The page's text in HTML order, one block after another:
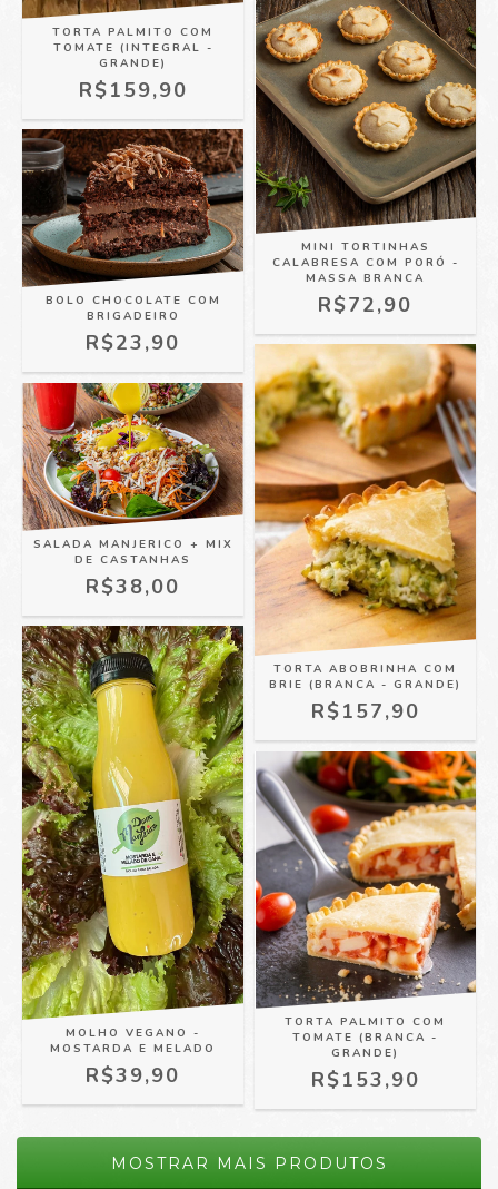
TORTA PALMITO COM
TOMATE (INTEGRAL -
GRANDE)
R$159,90
BOLO CHOCOLATE COM
BRIGADEIRO
R$23,90
MINI TORTINHAS
CALABRESA COM PORÓ -
MASSA BRANCA
R$72,90
SALADA MANJERICO + MIX
DE CASTANHAS
R$38,00
TORTA ABOBRINHA COM
BRIE (BRANCA - GRANDE)
R$157,90
MOLHO VEGANO -
MOSTARDA E MELADO
R$39,90
TORTA PALMITO COM
TOMATE (BRANCA -
GRANDE)
R$153,90
MOSTRAR MAIS PRODUTOS